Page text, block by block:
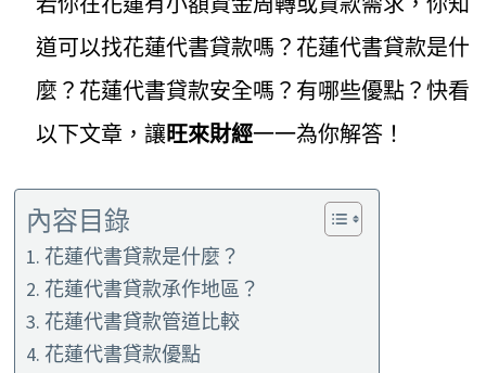
道可以找花蓮代書貸款嗎？花蓮代書貸款是什
麼？花蓮代書貸款安全嗎？有哪些優點？快看
以下文章，讓旺來財經一一為你解答！
內容目錄
花蓮代書貸款是什麼？
花蓮代書貸款承作地區？
花蓮代書貸款管道比較
花蓮代書貸款優點